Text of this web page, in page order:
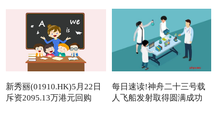
新秀丽(01910.HK)5月22日
斥资2095.13万港元回购
每日速读!神舟二十三号载
人飞船发射取得圆满成功